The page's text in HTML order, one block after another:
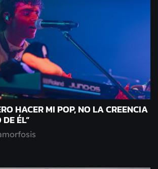
HACER MI POP, NO LA CREENCIA
ÉL”